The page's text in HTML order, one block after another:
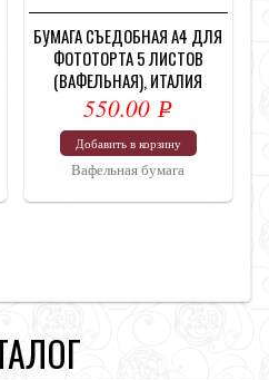
БУМАГА СЪЕДОБНАЯ А4 ДЛЯ
ФОТОТОРТА 5 ЛИСТОВ
(ВАФЕЛЬНАЯ), ИТАЛИЯ
550.00Р
УБ.
Добавить в корзину
Вафельная бумага